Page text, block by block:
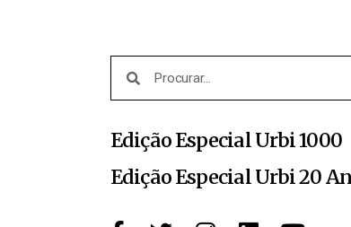
Edição Especial Urbi 1000
Edição Especial Urbi 20